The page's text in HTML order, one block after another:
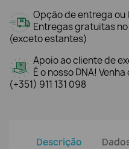
Opção de entrega ou
Entregas gratuitas
(exceto estantes)
Apoio ao cliente de
É o nosso DNA!
(+351) 911 131 098
Descrição